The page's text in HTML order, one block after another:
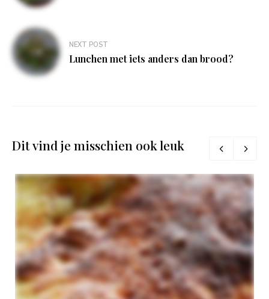
NEXT POST
Lunchen met iets anders dan brood?
Dit vind je misschien ook leuk